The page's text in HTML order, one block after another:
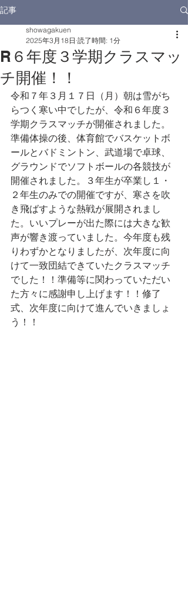
記事
R６年度３学期クラスマッ
チ開催！！
showagakuen
2025年3月18日 読了時間: 1分
令和７年３月１７日（月）朝は雪がち
らつく寒い中でしたが、令和６年度３
学期クラスマッチが開催されました。
準備体操の後、体育館でバスケットボ
ールとバドミントン、武道場で卓球、
グラウンドでソフトボールの各競技が
開催されました。３年生が卒業し１・
２年生のみでの開催ですが、寒さを吹
き飛ばすような熱戦が展開されまし
た。いいプレーが出た際には大きな歓
声が響き渡っていました。今年度も残
りわずかとなりましたが、次年度に向
けて一致団結できていたクラスマッチ
でした！！準備等に関わっていただい
た方々に感謝申し上げます！！修了
式、次年度に向けて進んでいきましょ
う！！